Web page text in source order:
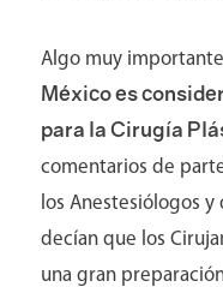
Algo muy
México es
para la Cirugía
comentarios de
los Anestesiólogos
decían que los
una gran